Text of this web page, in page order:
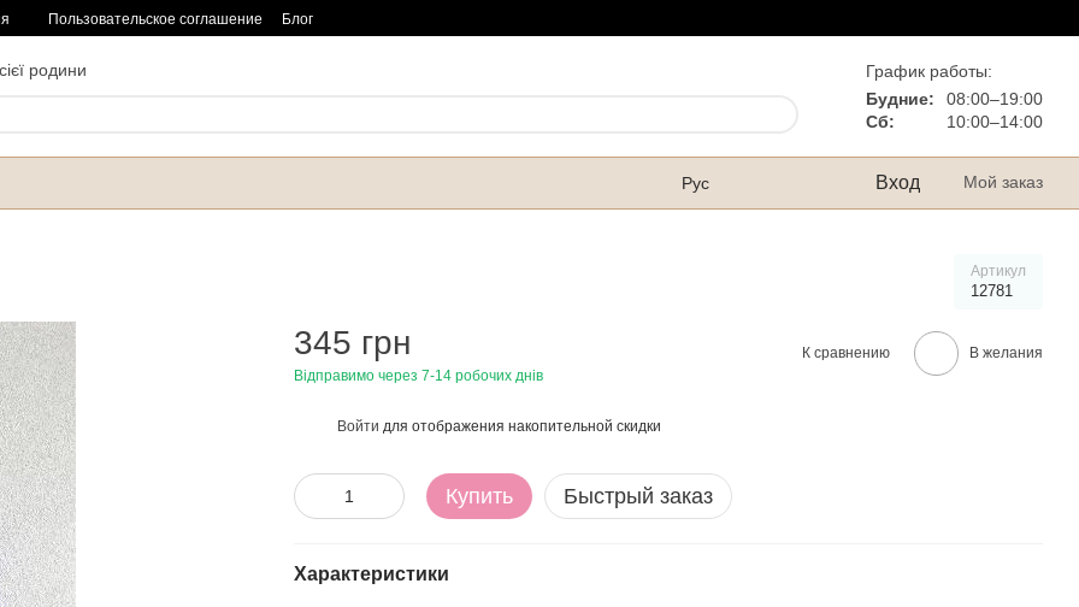
Пользовательское соглашение Блог
родини
График работы:
Будние:
08:00–19:00
Сб:
10:00–14:00
Рус Вход Мой заказ
Артикул
12781
345 грн
Відправимо через 7-14 робочих днів
К сравнению В желания
Войти для отображения накопительной скидки
Купить Быстрый заказ
Характеристики